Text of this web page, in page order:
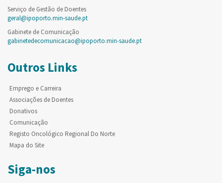
Serviço de Gestão de Doentes
geral@ipoporto.min-saude.pt
Gabinete de Comunicação
gabinetedecomunicacao@ipoporto.min-saude.pt
Outros Links
Emprego e Carreira
Associações de Doentes
Donativos
Comunicação
Registo Oncológico Regional Do Norte
Mapa do Site
Siga-nos